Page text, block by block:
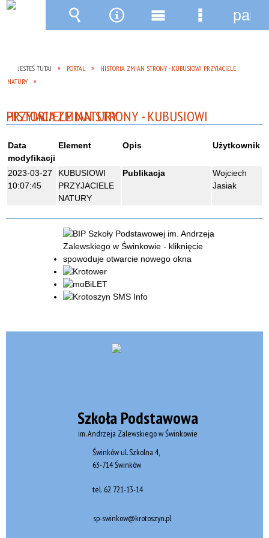
JESTEŚ TUTAJ PORTAL
HISTORIA ZMIAN STRONY - KUBUSIOWI PRZYJACIELE
NATURY
HISTORIA ZMIAN STRONY - KUBUSIOWI PRZYJACIELE NATURY
Data
modyfikacji
Element Opis Użytkownik
2023-03-27
10:07:45
KUBUSIOWI
PRZYJACIELE
NATURY
Publikacja
Wojciech
Jasiak
Szkoła Podstawowa
im. Andrzeja Zalewskiego w Świnkowie
Świnków ul. Szkolna 4,
63-714 Świnków
tel. 62 721-13-14
sp-swinkow@krotoszyn.pl
Wyszukiwarka
Narzędzia
Menu Menu